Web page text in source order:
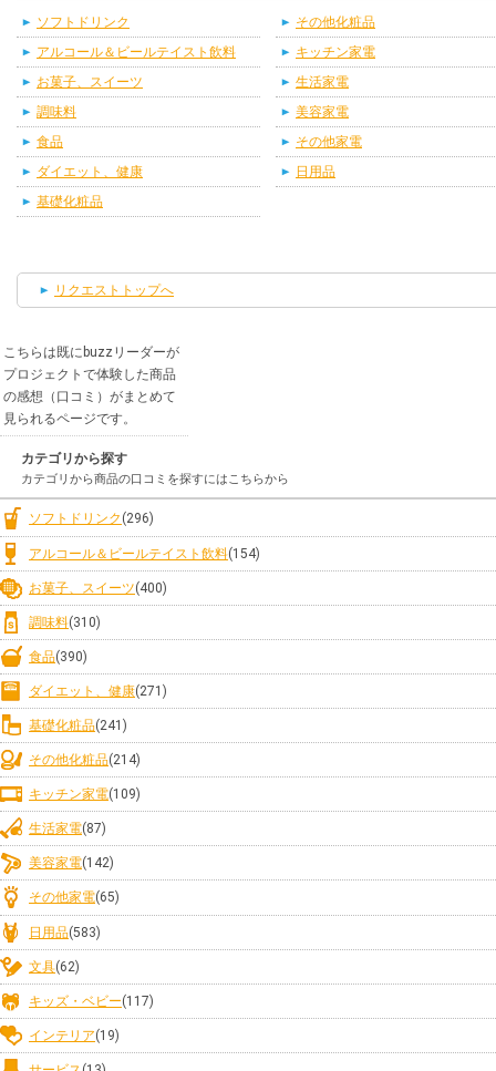
ソフトドリンク
アルコール＆ビールテイスト飲料
お菓子、スイーツ
調味料
食品
ダイエット、健康
基礎化粧品
その他化粧品
キッチン家電
生活家電
美容家電
その他家電
日用品
リクエストトップへ
こちらは既にbuzzリーダーが
プロジェクトで体験した商品
の感想（口コミ）がまとめて
見られるページです。
カテゴリから探す
カテゴリから商品の口コミを探すにはこちらから
ソフトドリンク (296)
アルコール＆ビールテイスト飲料(154)
お菓子、スイーツ(400)
調味料(310)
食品(390)
ダイエット、健康(271)
基礎化粧品(241)
その他化粧品(214)
キッチン家電(109)
生活家電(87)
美容家電(142)
その他家電(65)
日用品(583)
文具(62)
キッズ・ベビー(117)
インテリア(19)